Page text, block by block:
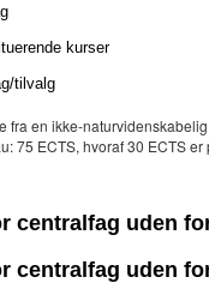
kurser
tilvalg
fra en ikke-
75 ECTS, hvoraf 30 ECTS
centralfag uden
centralfag uden